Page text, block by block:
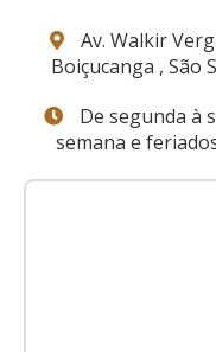
Av. Walkir
Boiçucanga , São
De segunda à
semana e